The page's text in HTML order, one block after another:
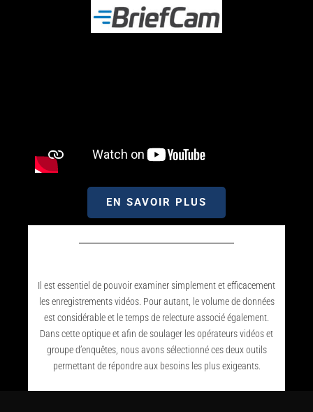
EN SAVOIR PLUS
Il est essentiel de pouvoir examiner simplement et efficacement
les enregistrements vidéos. Pour autant, le volume de données
est considérable et le temps de relecture associé également.
Dans cette optique et afin de soulager les opérateurs vidéos et
groupe d’enquêtes, nous avons sélectionné ces deux outils
permettant de répondre aux besoins les plus exigeants.